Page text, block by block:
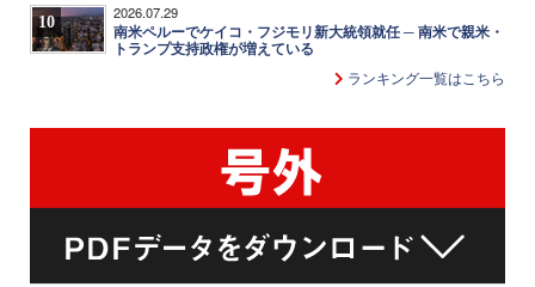
10 2026.07.29
南米ペルーでケイコ・フジモリ新大統領就任 ─ 南米で親米・
トランプ支持政権が増えている
ランキング一覧はこちら